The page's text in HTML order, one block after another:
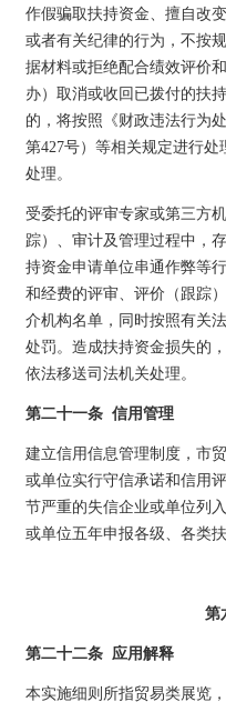
作假骗取扶持资金、擅自改
或者有关纪律的行为，不按
据材料或拒绝配合绩效评价
办）取消或收回已拨付的扶
的，将按照《财政违法行为
第427号）等相关规定进行
处理。
受委托的评审专家或第三方
踪）、审计及管理过程中，
持资金申请单位串通作弊等
和经费的评审、评价（跟踪
介机构名单，同时按照有关
处罚。造成扶持资金损失的
依法移送司法机关处理。
第二十一条 信用管理
建立信用信息管理制度，市
或单位实行守信承诺和信用
节严重的失信企业或单位列
或单位五年申报各级、各类
第
第二十二条 应用解释
本实施细则所指贸易类展览